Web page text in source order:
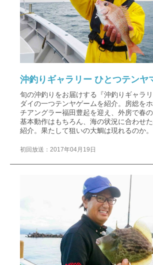
沖釣りギャラリー ひとつテンヤ
旬の沖釣りをお届けする『沖釣りギャラ
ダイの一つテンヤゲームを紹介。房総を
チアングラー福田豊起を迎え、外房で春の
基本動作はもちろん、海の状況に合わせ
紹介。果たして狙いの大鯛は現れるのか。
初回放送：2017年04月19日